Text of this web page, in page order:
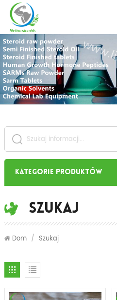
Kategorie produktów
Szukaj
Dom / Szukaj